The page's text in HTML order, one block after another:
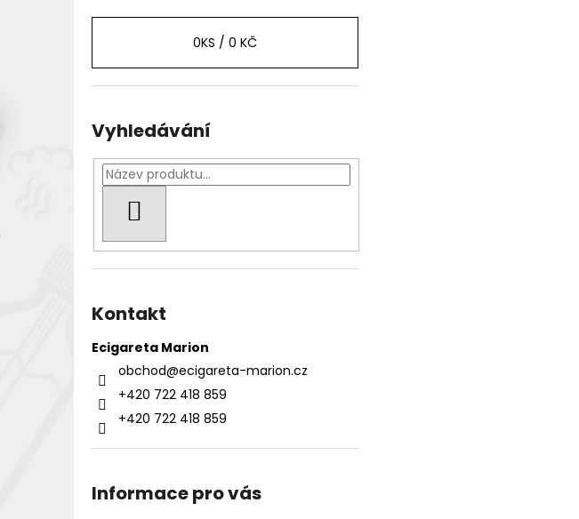
0KS / 0 KČ
Vyhledávání
Kontakt
Ecigareta Marion
obchod@ecigareta-marion.cz
+420 722 418 859
+420 722 418 859
Informace pro vás